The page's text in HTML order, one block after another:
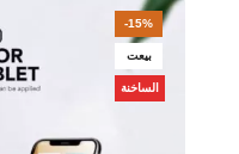
-15%
بيعت
الساخنة